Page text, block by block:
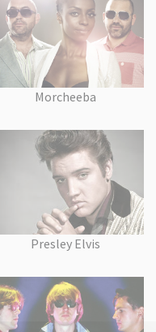
Morcheeba
Presley Elvis